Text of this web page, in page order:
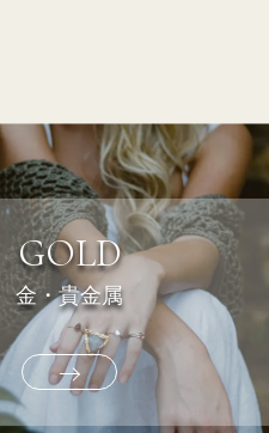
GOLD
金・貴金属